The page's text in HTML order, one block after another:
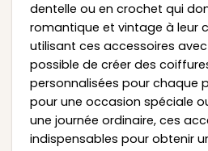
dentelle ou en crochet qui
romantique et vintage à leur
utilisant ces accessoires
possible de créer des
personnalisées pour chaque
pour une occasion spéciale
une journée ordinaire, ces
indispensables pour obtenir